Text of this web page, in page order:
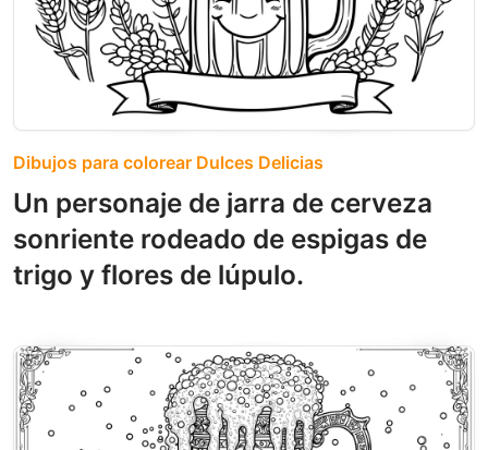
Dibujos para colorear Dulces Delicias
Un personaje de jarra de cerveza
sonriente rodeado de espigas de
trigo y flores de lúpulo.